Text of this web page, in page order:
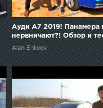
Ауди А7 2019! Панамера
нервничают?! Обзор и
Павлом Блюденовым.
TFSI.
Alan Enileev